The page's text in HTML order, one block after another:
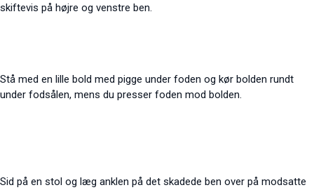
skiftevis på højre og venstre ben.
Stå med en lille bold med pigge under foden og kør bolden rundt
under fodsålen, mens du presser foden mod bolden.
Sid på en stol og læg anklen på det skadede ben over på modsatte